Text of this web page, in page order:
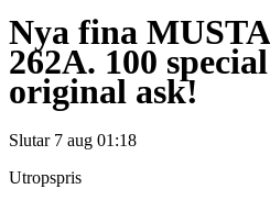
Nya fina
262A. 100
original ask!
Slutar 7 aug 01:18
Utropspris